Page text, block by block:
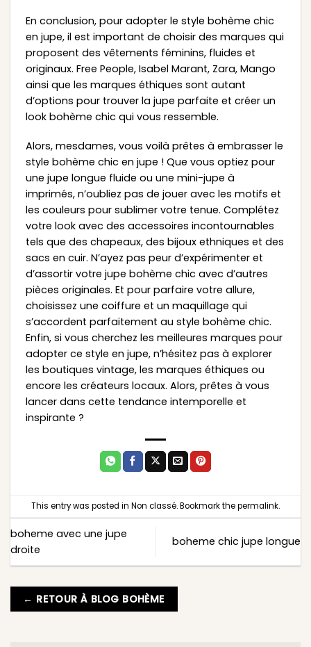
En conclusion, pour adopter le style bohème chic
en jupe, il est important de choisir des marques qui
proposent des vêtements féminins, fluides et
originaux. Free People, Isabel Marant, Zara, Mango
ainsi que les marques éthiques sont autant
d’options pour trouver la jupe parfaite et créer un
look bohème chic qui vous ressemble.
Alors, mesdames, vous voilà prêtes à embrasser le
style bohème chic en jupe ! Que vous optiez pour
une jupe longue fluide ou une mini-jupe à
imprimés, n’oubliez pas de jouer avec les motifs et
les couleurs pour sublimer votre tenue. Complétez
votre look avec des accessoires incontournables
tels que des chapeaux, des bijoux ethniques et des
sacs en cuir. N’ayez pas peur d’expérimenter et
d’assortir votre jupe bohème chic avec d’autres
pièces originales. Et pour parfaire votre allure,
choisissez une coiffure et un maquillage qui
s’accordent parfaitement au style bohème chic.
Enfin, si vous cherchez les meilleures marques pour
adopter ce style en jupe, n’hésitez pas à explorer
les boutiques vintage, les marques éthiques ou
encore les créateurs locaux. Alors, prêtes à vous
lancer dans cette tendance intemporelle et
inspirante ?
This entry was posted in Non classé. Bookmark thepermalink.
boheme avec une jupe
droite
boheme chic jupe longue
← RETOUR À BLOG BOHÈME